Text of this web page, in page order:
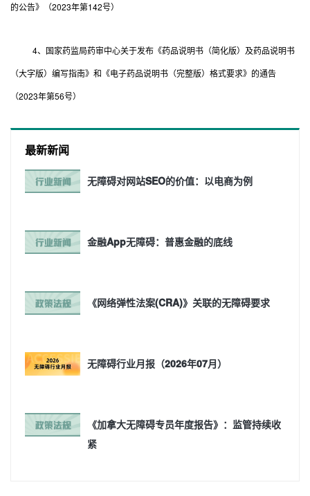
的公告》（2023年第142号）
4、国家药监局药审中心关于发布《药品说明书（简化版）及药品说明书
（大字版）编写指南》和《电子药品说明书（完整版）格式要求》的通告
（2023年第56号）
最新新闻
无障碍对网站SEO的价值：以电商为例
金融App无障碍：普惠金融的底线
《网络弹性法案(CRA)》关联的无障碍要求
无障碍行业月报（2026年07月）
《加拿大无障碍专员年度报告》：监管持续收
紧